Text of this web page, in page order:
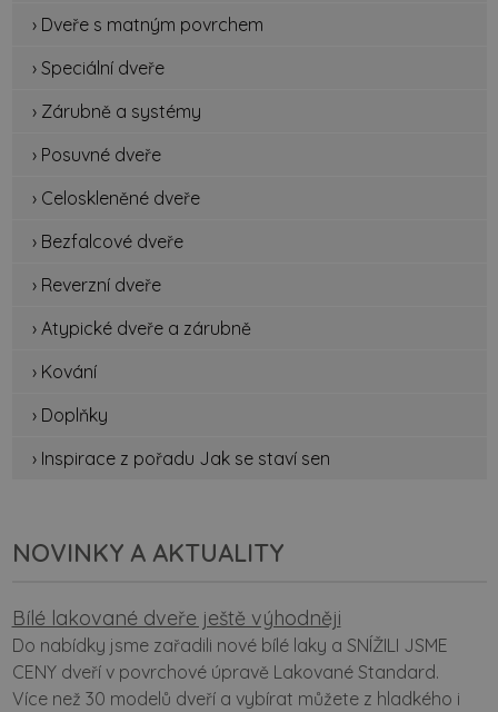
› Dveře s matným povrchem
› Speciální dveře
› Zárubně a systémy
› Posuvné dveře
› Celoskleněné dveře
› Bezfalcové dveře
› Reverzní dveře
› Atypické dveře a zárubně
› Kování
› Doplňky
› Inspirace z pořadu Jak se staví sen
NOVINKY A AKTUALITY
Bílé lakované dveře ještě výhodněji
Do nabídky jsme zařadili nové bílé laky a SNÍŽILI JSME
CENY dveří v povrchové úpravě Lakované Standard.
Více než 30 modelů dveří a vybírat můžete z hladkého i